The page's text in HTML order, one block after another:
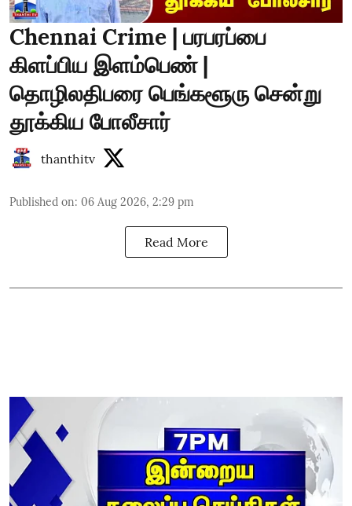
Chennai Crime | பரபரப்பை
கிளப்பிய இளம்பெண் |
தொழிலதிபரை பெங்களூரு சென்று
தூக்கிய போலீசார்
thanthitv
Published on: 06 Aug 2026, 2:29 pm
Read More